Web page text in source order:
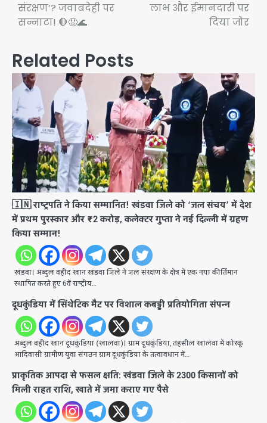
संरक्षण’? जवाबदेही पर
सन्नाटा! 🛑😡🌊
लाभ और ईमानदारी पर
दिया जोर
Related Posts
🇮🇳 राष्ट्रपति ने किया सम्मानित! खंडवा जिले को ‘जल संचय’ में देश
में प्रथम पुरस्कार और ₹2 करोड़, कलेक्टर गुप्ता ने नई दिल्ली में ग्रहण
किया सम्मान!
खंडवा। अब्दुल वहीद खान ​खंडवा जिले ने जल संरक्षण के क्षेत्र में एक नया कीर्तिमान
स्थापित करते हुए 6वें राष्ट्रीय…
दूधकुंडिया में सिंथेटिक मैट पर विशाल कबड्डी प्रतियोगिता संपन्न
अब्दुल वहीद खान दूधकुंडिया (खालवा)। ग्राम दूधकुंडिया, तहसील खालवा में कोरकू
आदिवासी ग्रामीण युवा संगठन ग्राम दूधकुंडिया के तत्वावधान में…
प्राकृतिक आपदा से फसल क्षति: खंडवा जिले के 2300 किसानों को
मिली राहत राशि, खाते में जमा कराए गए पैसे